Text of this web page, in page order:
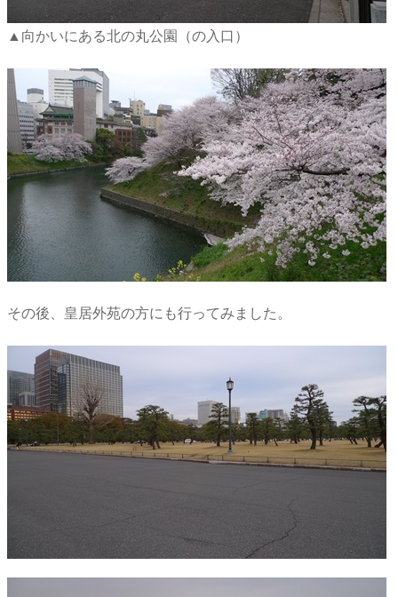
▲向かいにある北の丸公園（の入口）
その後、皇居外苑の方にも行ってみました。